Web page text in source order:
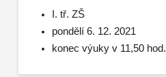
I. tř. ZŠ
pondělí 6. 12. 2021
konec výuky v 11,50 hod.